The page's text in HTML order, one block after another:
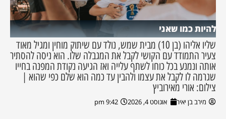
להיות כמו שאני
שליו אליהו (בן 10) מבית שמש, נולד עם שיתוק מוחין ומגיל מאוד
צעיר התמודד עם הקושי לקבל את המגבלה שלו. הוא ניסה להסתיר
אותה ונמנע בכל כוחו לשתף עלייה ואז הגיעה נקודת המפנה בחייו
שגרמה לו לקבל את עצמו ולהבין עד כמה הוא שלם כפי שהוא |
צילום: אורי מאירוביץ
מירב בן יאיר אוגוסט 4, 2026 9:42 pm